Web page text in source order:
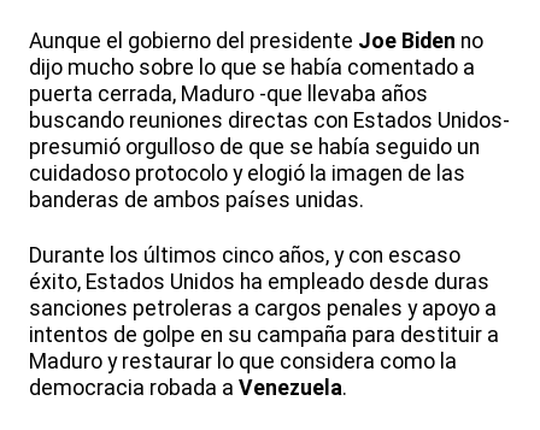
Aunque el gobierno del presidente Joe Biden no
dijo mucho sobre lo que se había comentado a
puerta cerrada, Maduro -que llevaba años
buscando reuniones directas con Estados Unidos-
presumió orgulloso de que se había seguido un
cuidadoso protocolo y elogió la imagen de las
banderas de ambos países unidas.
Durante los últimos cinco años, y con escaso
éxito, Estados Unidos ha empleado desde duras
sanciones petroleras a cargos penales y apoyo a
intentos de golpe en su campaña para destituir a
Maduro y restaurar lo que considera como la
democracia robada a Venezuela.